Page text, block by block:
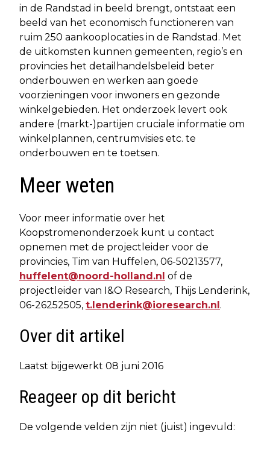
in de Randstad in beeld brengt, ontstaat een
beeld van het economisch functioneren van
ruim 250 aankooplocaties in de Randstad. Met
de uitkomsten kunnen gemeenten, regio’s en
provincies het detailhandelsbeleid beter
onderbouwen en werken aan goede
voorzieningen voor inwoners en gezonde
winkelgebieden. Het onderzoek levert ook
andere (markt-)partijen cruciale informatie om
winkelplannen, centrumvisies etc. te
onderbouwen en te toetsen.
Meer weten
Voor meer informatie over het
Koopstromenonderzoek kunt u contact
opnemen met de projectleider voor de
provincies, Tim van Huffelen, 06-50213577,
huffelent@noord-holland.nl of de
projectleider van I&O Research, Thijs Lenderink,
06-26252505, t.lenderink@ioresearch.nl.
Over dit artikel
Laatst bijgewerkt 08 juni 2016
Reageer op dit bericht
De volgende velden zijn niet (juist) ingevuld: